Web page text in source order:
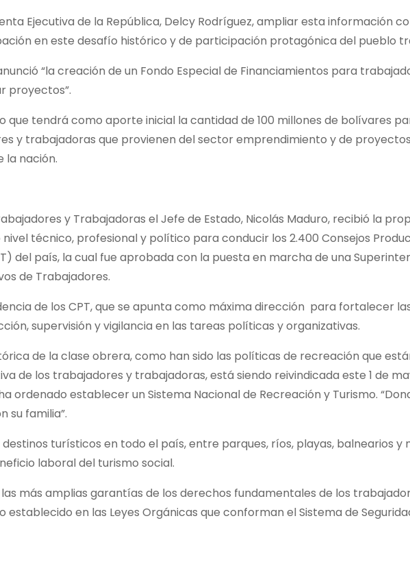
Ejecutiva de la República, Delcy Rodríguez, ampliar esta información
en este desafío histórico y de participación protagónica del pueblo
“la creación de un Fondo Especial de Financiamientos para
proyectos”.
que tendrá como aporte inicial la cantidad de 100 millones de bolívares
y trabajadoras que provienen del sector emprendimiento y de
la nación.
y Trabajadoras el Jefe de Estado, Nicolás Maduro, recibió la
técnico, profesional y político para conducir los 2.400 Consejos
del país, la cual fue aprobada con la puesta en marcha de una
de Trabajadores.
de los CPT, que se apunta como máxima dirección para fortalecer
supervisión y vigilancia en las tareas políticas y organizativas.
de la clase obrera, como han sido las políticas de recreación que
de los trabajadores y trabajadoras, está siendo reivindicada este 1 de
ordenado establecer un Sistema Nacional de Recreación y Turismo.
su familia”.
destinos turísticos en todo el país, entre parques, ríos, playas, balnearios y
laboral del turismo social.
más amplias garantías de los derechos fundamentales de los
en las Leyes Orgánicas que conforman el Sistema de